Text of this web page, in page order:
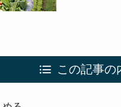
この記事の